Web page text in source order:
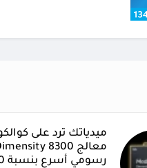
ميدياتك ترد على